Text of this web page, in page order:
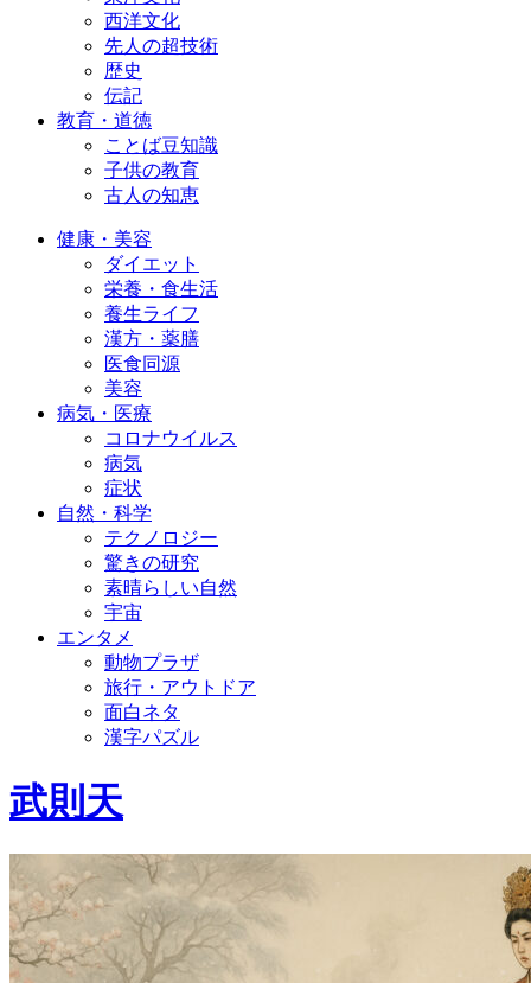
西洋文化
先人の超技術
歴史
伝記
教育・道徳
ことば豆知識
子供の教育
古人の知恵
健康・美容
ダイエット
栄養・食生活
養生ライフ
漢方・薬膳
医食同源
美容
病気・医療
コロナウイルス
病気
症状
自然・科学
テクノロジー
驚きの研究
素晴らしい自然
宇宙
エンタメ
動物プラザ
旅行・アウトドア
面白ネタ
漢字パズル
武則天